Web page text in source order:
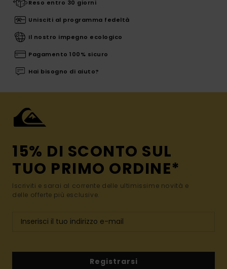
Reso entro 30 giorni
Unisciti al programma fedeltà
Il nostro impegno ecologico
Pagamento 100% sicuro
Hai bisogno di aiuto?
15% DI SCONTO SUL
TUO PRIMO ORDINE*
Iscriviti e sarai al corrente delle ultimissime novità e
delle offerte più esclusive.
Registrarsi